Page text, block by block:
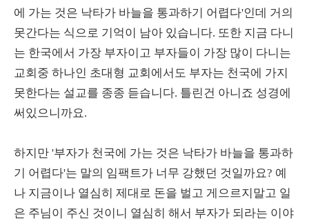
에 가는 것은 낙타가 바늘을 통과하기 어렵다'인데 거의
못간다는 식으로 기억이 남아 있습니다. 또한 지금 다니
는 한국에서 가장 부자이고 부자들이 가장 많이 다니는
교회중 하나인 초대형 교회에서도 부자는 천국에 가지
못한다는 설교를 종종 듣습니다. 틀린건 아니죠 성경에
써있으니까요.
하지만 '부자가 천국에 가는 것은 낙타가 바늘을 통과하
기 어렵다'는 말의 임팩트가 너무 강했던 것일까요? 예
나 지금이나 열심히 제대로 돈을 벌고 게으르지말고 일
은 주님이 주신 것이니 열심히 해서 부자가 되라는 이야